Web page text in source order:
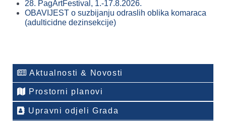
28. PagArtFestival, 1.-17.8.2026.
OBAVIJEST o suzbijanju odraslih oblika komaraca
(adulticidne dezinsekcije)
Aktualnosti & Novosti
Prostorni planovi
Upravni odjeli Grada